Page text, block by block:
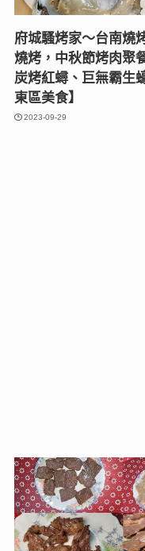
府城騷烤家〜台南燒
燒烤，中秋節烤肉聚
炭烤紅蟳、巨無霸生
東區美食】
2023-09-29